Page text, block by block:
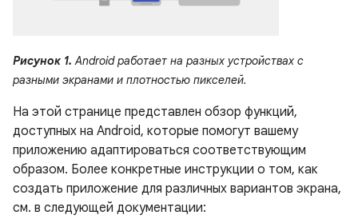
Рисунок 1. Android работает на разных устройствах с
разными экранами и плотностью пикселей.
На этой странице представлен обзор функций,
доступных на Android, которые помогут вашему
приложению адаптироваться соответствующим
образом. Более конкретные инструкции о том, как
создать приложение для различных вариантов экрана,
см. в следующей документации: